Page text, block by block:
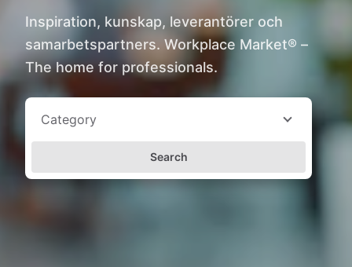
Inspiration, kunskap, leverantörer och
samarbetspartners. Workplace Market® –
The home for professionals.
Category
Search